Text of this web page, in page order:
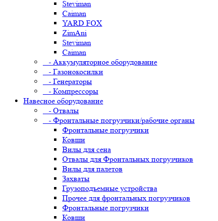
Steviman
Caiman
YARD FOX
ZimAni
Steviman
Caiman
- Аккумуляторное оборудование
- Газонокосилки
- Генераторы
- Компрессоры
Навесное оборудование
- Отвалы
- Фронтальные погрузчики/рабочие органы
Фронтальные погрузчики
Ковши
Вилы для сена
Отвалы для Фронтальных погрузчиков
Вилы для палетов
Захваты
Грузоподъемные устройства
Прочее для фронтальных погрузчиков
Фронтальные погрузчики
Ковши